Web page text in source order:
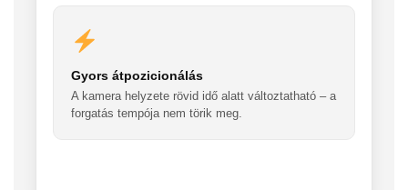
Gyors átpozicionálás
A kamera helyzete rövid idő alatt változtatható – a
forgatás tempója nem törik meg.